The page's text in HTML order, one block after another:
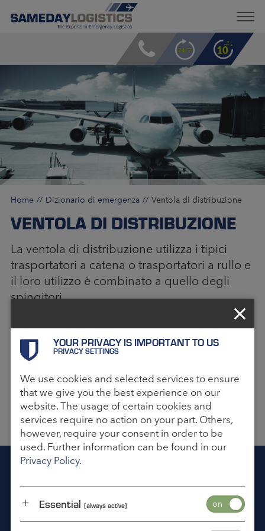
Home Dizionario di emergenza Ventola di distribuzione
VENTOLA DI DISTRIBUZIONE
La ventola di distribuzione utilizza i tipici
trasportatori a catena o trasportatori a rullo e
il loro utilizzo è combinato a quello degli
spingitori.
Ciò permette alla merce di essere suddivisa e
assegnata in qualsiasi momento. Lo
svantaggio è una performance più scarsa se
dello smistatore, dato che è necessaria una
spesa maggiore e i container utilizzati per il
trasporto devono essere restituiti ogni volta.
SAREMO LIETI DI AIUTARTI
Siamo lì per voi 24 ore al giorno, 7 giorni alla
settimana, 365 giorni all'anno.
YOUR PRIVACY IS IMPORTANT TO US
PRIVACY SETTINGS
We use cookies and selected services to ensure
that we give you the best experience on our
website. The usage of certain cookies and
services require no action on your part. Others,
however, require your consent in order to be
used. Further information can be found in our
Privacy Policy.
Essential (always active)